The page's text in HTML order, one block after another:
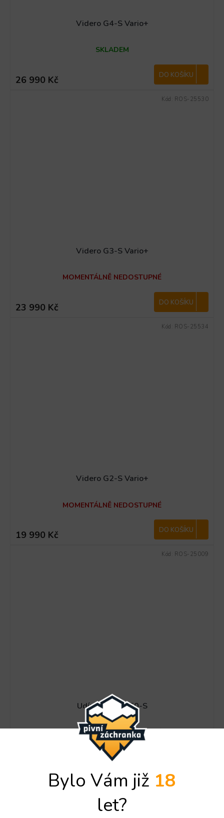
Videro G4-S Vario+
SKLADEM
26 990 Kč DO KOŠÍKU
Videro G3-S Vario+
MOMENTÁLNĚ NEDOSTUPNÉ
23 990 Kč DO KOŠÍKU
Kód: ROS-25530
Videro G2-S Vario+
MOMENTÁLNĚ NEDOSTUPNÉ
19 990 Kč DO KOŠÍKU
Kód: ROS-25534
Udírna No. 1 F50-S
MOMENTÁLNĚ NEDOSTUPNÉ
Kód: ROS-25009
Kód:ROS-25562
Bylo Vám již 18
let?